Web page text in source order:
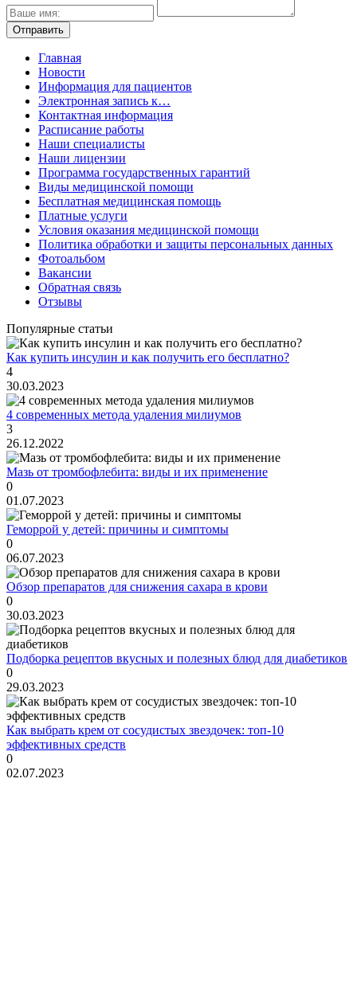
Главная
Новости
Информация для пациентов
Электронная запись к…
Контактная информация
Расписание работы
Наши специалисты
Наши лицензии
Программа государственных гарантий
Виды медицинской помощи
Бесплатная медицинская помощь
Платные услуги
Условия оказания медицинской помощи
Политика обработки и защиты персональных данных
Фотоальбом
Вакансии
Обратная связь
Отзывы
Популярные статьи
Как купить инсулин и как получить его бесплатно?
4
30.03.2023
4 современных метода удаления милиумов
3
26.12.2022
Мазь от тромбофлебита: виды и их применение
0
01.07.2023
Геморрой у детей: причины и симптомы
0
06.07.2023
Обзор препаратов для снижения сахара в крови
0
30.03.2023
Подборка рецептов вкусных и полезных блюд для диабетиков
0
29.03.2023
Как выбрать крем от сосудистых звездочек: топ-10
эффективных средств
0
02.07.2023